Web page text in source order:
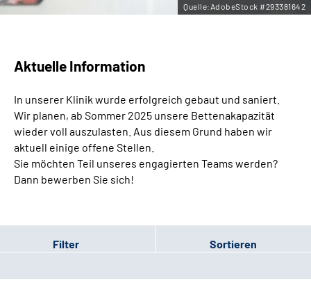
Quelle:AdobeStock #293381642
Aktuelle Information
In unserer Klinik wurde erfolgreich gebaut und saniert.
Wir planen, ab Sommer 2025 unsere Bettenakapazität
wieder voll auszulasten. Aus diesem Grund haben wir
aktuell einige offene Stellen.
Sie möchten Teil unseres engagierten Teams werden?
Dann bewerben Sie sich!
Filter Sortieren